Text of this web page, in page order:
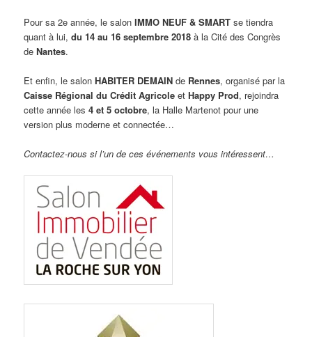
Pour sa 2e année, le salonIMMO NEUF & SMART se tiendra
quant à lui,du 14 au 16 septembre 2018 à la Cité des Congrès
deNantes.
Et enfin, le salonHABITER DEMAIN de Rennes, organisé par la
Caisse Régional du Crédit Agricole etHappy Prod, rejoindra
cette année les4 et 5 octobre, la Halle Martenot pour une
version plus moderne et connectée…
Contactez-nous si l’un de ces événements vous intéressent…